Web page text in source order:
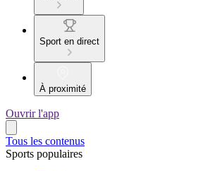
Sport en direct
À proximité
Ouvrir l'app
Tous les contenus
Sports populaires